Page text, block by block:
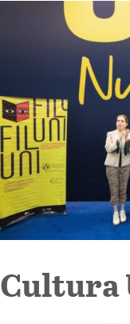
Nacional
Colaboradores
Internacional
Cultura
Cultura